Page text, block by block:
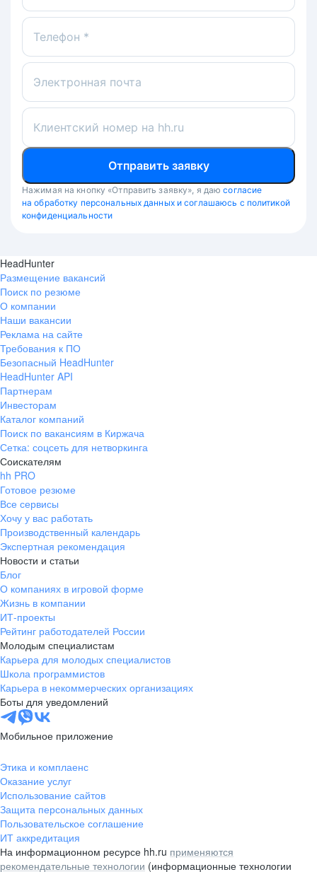
Телефон *
Электронная почта
Клиентский номер на hh.ru
Отправить заявку
Нажимая на кнопку «Отправить заявку», я даю согласие
на обработку персональных данных и соглашаюсь с политикой
конфиденциальности
HeadHunter
Размещение вакансий
Поиск по резюме
О компании
Наши вакансии
Реклама на сайте
Требования к ПО
Безопасный HeadHunter
HeadHunter API
Партнерам
Инвесторам
Каталог компаний
Поиск по вакансиям в Киржача
Сетка: соцсеть для нетворкинга
Соискателям
hh PRO
Готовое резюме
Все сервисы
Хочу у вас работать
Производственный календарь
Экспертная рекомендация
Новости и статьи
Блог
О компаниях в игровой форме
Жизнь в компании
ИТ-проекты
Рейтинг работодателей России
Молодым специалистам
Карьера для молодых специалистов
Школа программистов
Карьера в некоммерческих организациях
Боты для уведомлений
Мобильное приложение
Этика и комплаенс
Оказание услуг
Использование сайтов
Защита персональных данных
Пользовательское соглашение
ИТ аккредитация
На информационном ресурсе hh.ru применяются
рекомендательные технологии (информационные технологии